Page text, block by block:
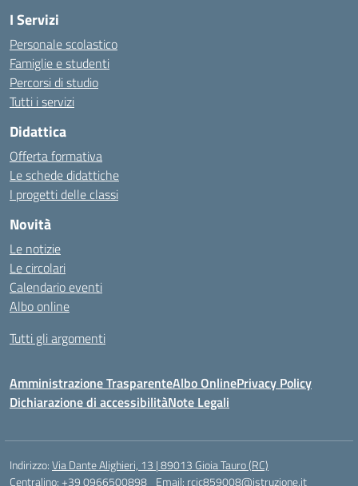
I Servizi
Personale scolastico
Famiglie e studenti
Percorsi di studio
Tutti i servizi
Didattica
Offerta formativa
Le schede didattiche
I progetti delle classi
Novità
Le notizie
Le circolari
Calendario eventi
Albo online
Tutti gli argomenti
Amministrazione TrasparenteAlbo OnlinePrivacy Policy
Dichiarazione di accessibilitàNote Legali
Indirizzo:Via Dante Alighieri, 13 | 89013 Gioia Tauro (RC)
Centralino:+39 0966500898 Email: rcic859008@istruzione.it